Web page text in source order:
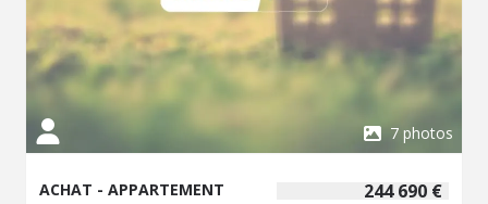
7 photos
244 690 €
ACHAT - APPARTEMENT